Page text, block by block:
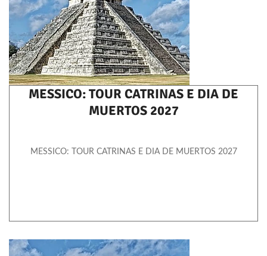
MESSICO: TOUR CATRINAS E DIA DE
MUERTOS 2027
MESSICO: TOUR CATRINAS E DIA DE MUERTOS 2027